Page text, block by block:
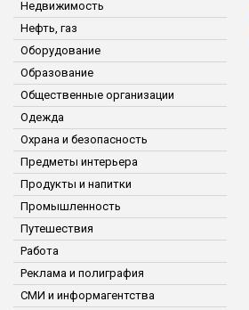
Недвижимость
Нефть, газ
Оборудование
Образование
Общественные организации
Одежда
Охрана и безопасность
Предметы интерьера
Продукты и напитки
Промышленность
Путешествия
Работа
Реклама и полиграфия
СМИ и информагентства